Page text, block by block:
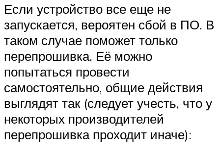
Если устройство все еще не
запускается, вероятен сбой в ПО. В
таком случае поможет только
перепрошивка. Её можно
попытаться провести
самостоятельно, общие действия
выглядят так (следует учесть, что у
некоторых производителей
перепрошивка проходит иначе):